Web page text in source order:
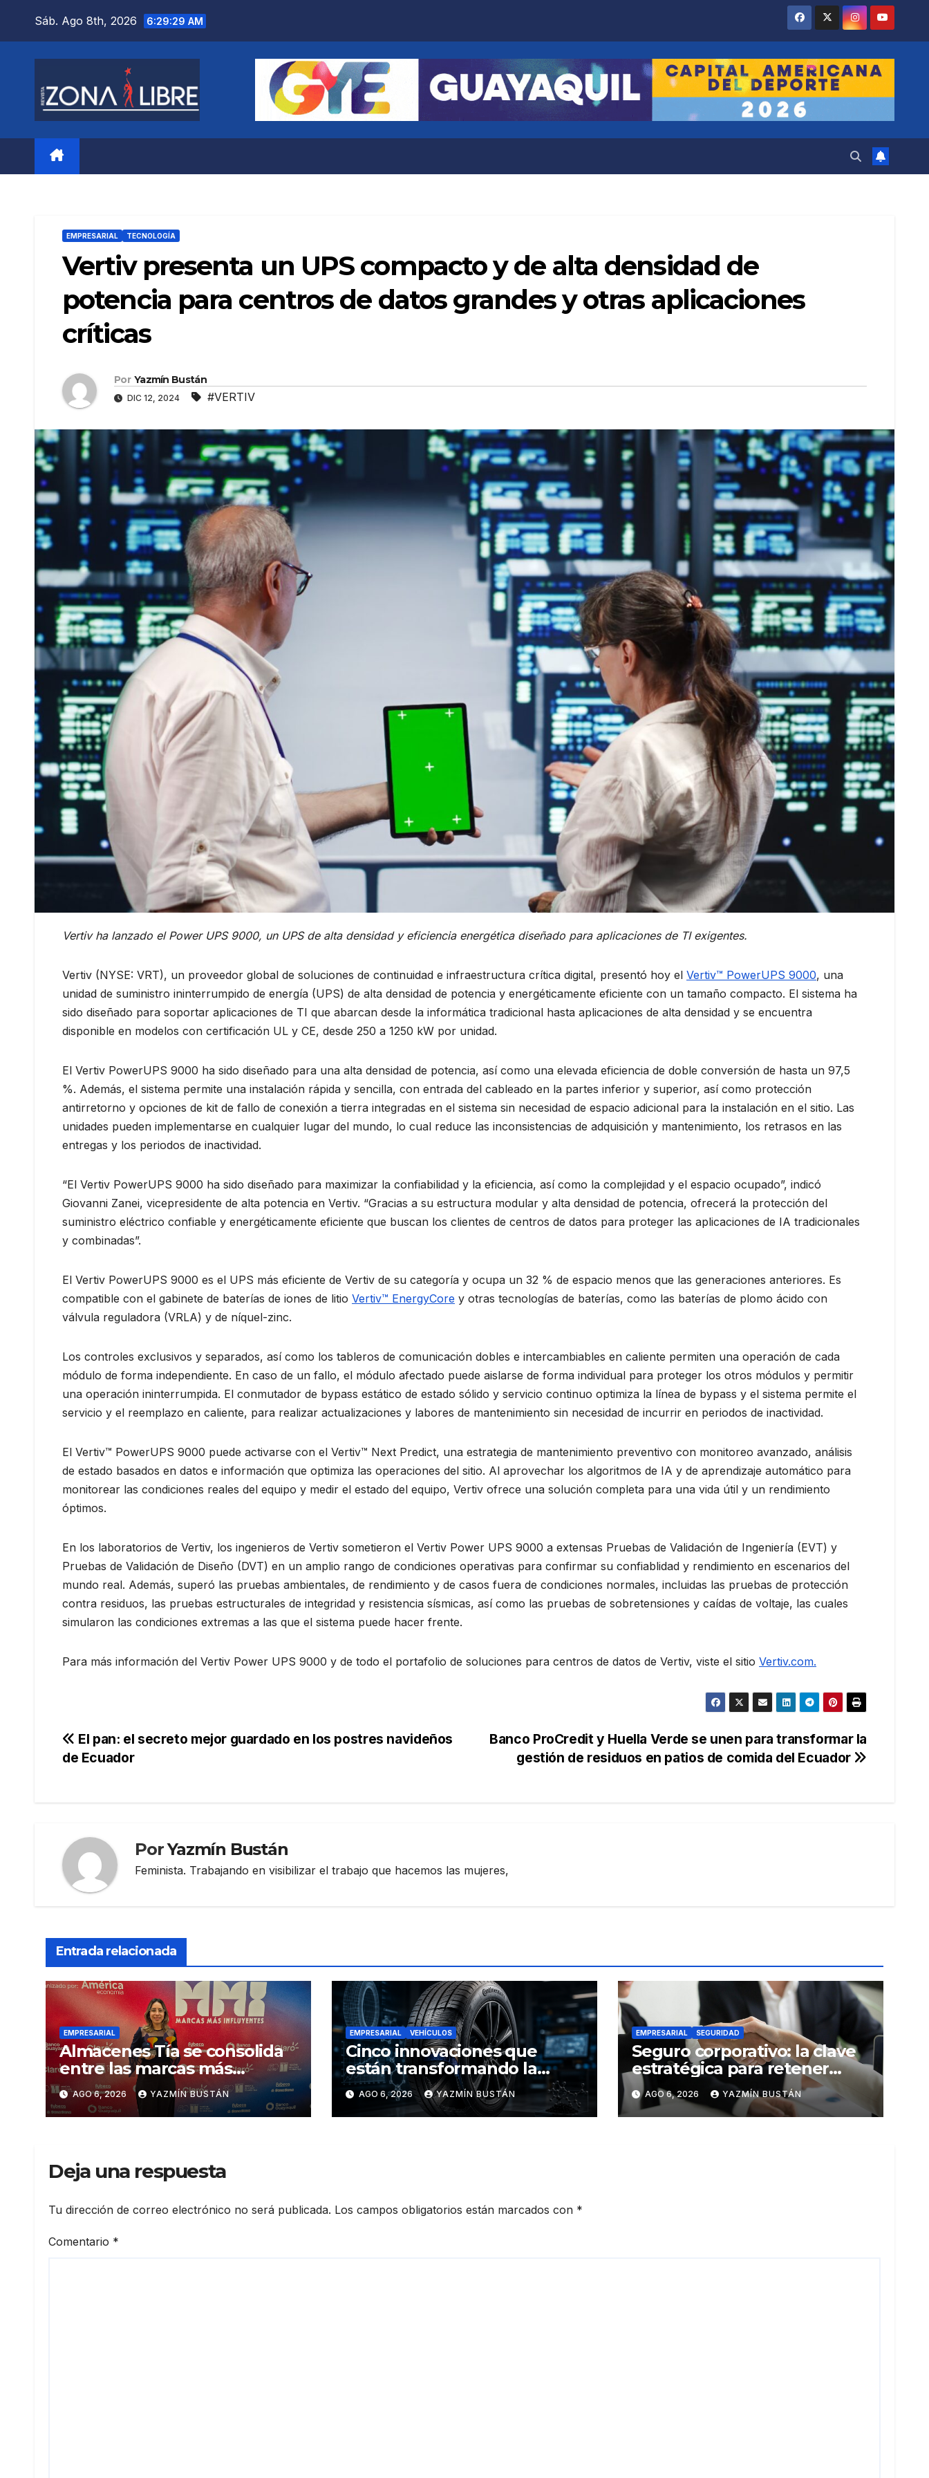
Sáb. Ago 8th, 2026 6:29:30 AM
EMPRESARIAL TECNOLOGÍA
Vertiv presenta un UPS compacto y de alta densidad de
potencia para centros de datos grandes y otras aplicaciones
críticas
Por Yazmín Bustán
DIC 12, 2024 #VERTIV
Vertiv ha lanzado el Power UPS 9000, un UPS de alta densidad y eficiencia energética diseñado para aplicaciones de TI exigentes.
Vertiv (NYSE: VRT), un proveedor global de soluciones de continuidad e infraestructura crítica digital, presentó hoy el Vertiv™ PowerUPS 9000, una
unidad de suministro ininterrumpido de energía (UPS) de alta densidad de potencia y energéticamente eficiente con un tamaño compacto. El sistema ha
sido diseñado para soportar aplicaciones de TI que abarcan desde la informática tradicional hasta aplicaciones de alta densidad y se encuentra
disponible en modelos con certificación UL y CE, desde 250 a 1250 kW por unidad.
El Vertiv PowerUPS 9000 ha sido diseñado para una alta densidad de potencia, así como una elevada eficiencia de doble conversión de hasta un 97,5
%. Además, el sistema permite una instalación rápida y sencilla, con entrada del cableado en la partes inferior y superior, así como protección
antirretorno y opciones de kit de fallo de conexión a tierra integradas en el sistema sin necesidad de espacio adicional para la instalación en el sitio. Las
unidades pueden implementarse en cualquier lugar del mundo, lo cual reduce las inconsistencias de adquisición y mantenimiento, los retrasos en las
entregas y los periodos de inactividad.
“El Vertiv PowerUPS 9000 ha sido diseñado para maximizar la confiabilidad y la eficiencia, así como la complejidad y el espacio ocupado”, indicó
Giovanni Zanei, vicepresidente de alta potencia en Vertiv. “Gracias a su estructura modular y alta densidad de potencia, ofrecerá la protección del
suministro eléctrico confiable y energéticamente eficiente que buscan los clientes de centros de datos para proteger las aplicaciones de IA tradicionales
y combinadas”.
El Vertiv PowerUPS 9000 es el UPS más eficiente de Vertiv de su categoría y ocupa un 32 % de espacio menos que las generaciones anteriores. Es
compatible con el gabinete de baterías de iones de litio Vertiv™ EnergyCore y otras tecnologías de baterías, como las baterías de plomo ácido con
válvula reguladora (VRLA) y de níquel-zinc.
Los controles exclusivos y separados, así como los tableros de comunicación dobles e intercambiables en caliente permiten una operación de cada
módulo de forma independiente. En caso de un fallo, el módulo afectado puede aislarse de forma individual para proteger los otros módulos y permitir
una operación ininterrumpida. El conmutador de bypass estático de estado sólido y servicio continuo optimiza la línea de bypass y el sistema permite el
servicio y el reemplazo en caliente, para realizar actualizaciones y labores de mantenimiento sin necesidad de incurrir en periodos de inactividad.
El Vertiv™ PowerUPS 9000 puede activarse con el Vertiv™ Next Predict, una estrategia de mantenimiento preventivo con monitoreo avanzado, análisis
de estado basados ​​en datos e información que optimiza las operaciones del sitio. Al aprovechar los algoritmos de IA y de aprendizaje automático para
monitorear las condiciones reales del equipo y medir el estado del equipo, Vertiv ofrece una solución completa para una vida útil y un rendimiento
óptimos.
En los laboratorios de Vertiv, los ingenieros de Vertiv sometieron el Vertiv Power UPS 9000 a extensas Pruebas de Validación de Ingeniería (EVT) y
Pruebas de Validación de Diseño (DVT) en un amplio rango de condiciones operativas para confirmar su confiablidad y rendimiento en escenarios del
mundo real. Además, superó las pruebas ambientales, de rendimiento y de casos fuera de condiciones normales, incluidas las pruebas de protección
contra residuos, las pruebas estructurales de integridad y resistencia sísmicas, así como las pruebas de sobretensiones y caídas de voltaje, las cuales
simularon las condiciones extremas a las que el sistema puede hacer frente.
Para más información del Vertiv Power UPS 9000 y de todo el portafolio de soluciones para centros de datos de Vertiv, viste el sitio Vertiv.com.
Navegación
Banco ProCredit y Huella Verde se unen para transformar la
gestión de residuos en patios de comida del Ecuador
El pan: el secreto mejor guardado en los postres navideños
de Ecuador
PorYazmín Bustán
Feminista. Trabajando en visibilizar el trabajo que hacemos las mujeres,
Entrada relacionada
EMPRESARIAL
Almacenes Tía se consolida
entre las marcas más
influyentes del Ecuador
AGO 6, 2026 YAZMÍN BUSTÁN
EMPRESARIAL VEHÍCULOS
Cinco innovaciones que
están transformando la
industria de los neumáticos y
redefinen el futuro de la
movilidad
AGO 6, 2026 YAZMÍN BUSTÁN
EMPRESARIAL SEGURIDAD
Seguro corporativo: la clave
estratégica para retener
talento en Ecuador
AGO 6, 2026 YAZMÍN BUSTÁN
Deja una respuesta
Tu dirección de correo electrónico no será publicada. Los campos obligatorios están marcados con *
Comentario *